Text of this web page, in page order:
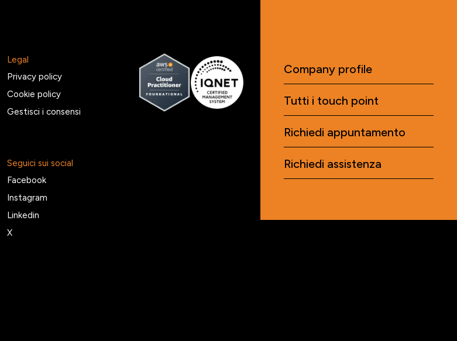
Legal
Privacy policy
Cookie policy
Gestisci i consensi
Seguici sui social
Facebook
Instagram
Linkedin
X
Company profile
Tutti i touch point
Richiedi appuntamento
Richiedi assistenza